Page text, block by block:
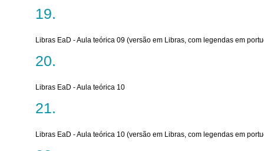
Libras EaD - Aula teórica 09 (versão em Libras, com legendas em
Libras EaD - Aula teórica 10
Libras EaD - Aula teórica 10 (versão em Libras, com legendas em